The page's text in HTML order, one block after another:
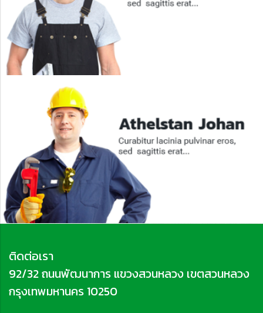
ติดต่อเรา
92/32 ถนนพัฒนาการ แขวงสวนหลวง เขตสวนหลวง
กรุงเทพมหานคร 10250